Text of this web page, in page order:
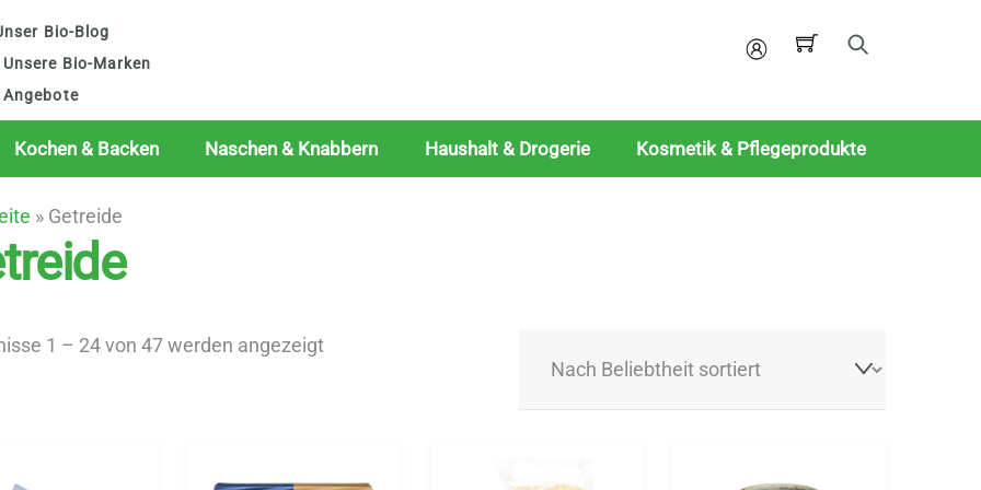
Bio-Blog
Unsere Bio-Marken
Angebote
Mein
Kochen & Backen Naschen & Knabbern Haushalt & Drogerie Kosmetik & Pflegeprodukte
» Getreide
1 – 24 von 47 werden angezeigtNach